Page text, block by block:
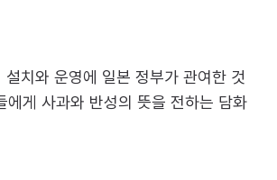
치와 운영에 일본 정부가 관여한 것
게 사과와 반성의 뜻을 전하는 담화